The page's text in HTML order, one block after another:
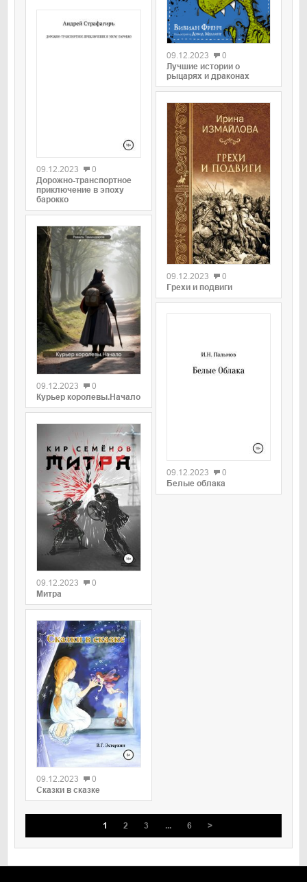
09.12.2023
0
Дорожно-транспортное
приключение в эпоху
барокко
09.12.2023
0
Курьер королевы.Начало
09.12.2023
0
Митра
09.12.2023
0
Сказки в сказке
09.12.2023
0
Лучшие истории о
рыцарях и драконах
09.12.2023
0
Грехи и подвиги
09.12.2023
0
Белые облака
1 2 3 ... 6 >